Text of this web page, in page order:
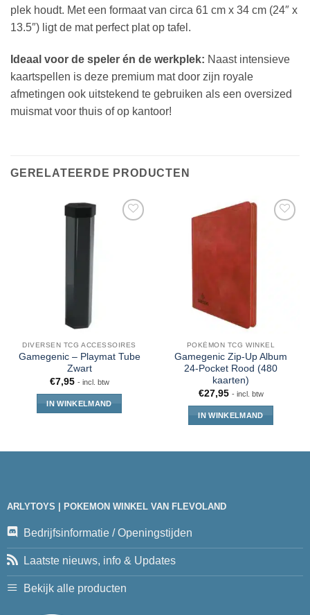
plek houdt. Met een formaat van circa 61 cm x 34 cm (24″ x
13.5″) ligt de mat perfect plat op tafel.
Ideaal voor de speler én de werkplek: Naast intensieve
kaartspellen is deze premium mat door zijn royale
afmetingen ook uitstekend te gebruiken als een oversized
muismat voor thuis of op kantoor!
GERELATEERDE PRODUCTEN
DIVERSEN TCG ACCESSOIRES
Gamegenic – Playmat Tube
Zwart
€7,95 - incl. btw
IN WINKELMAND
POKÉMON TCG WINKEL
Gamegenic Zip-Up Album
24-Pocket Rood (480
kaarten)
€27,95 - incl. btw
IN WINKELMAND
ARLYTOYS | POKEMON WINKEL VAN FLEVOLAND
Bedrijfsinformatie / Openingstijden
Laatste nieuws, info & Updates
Bekijk alle producten